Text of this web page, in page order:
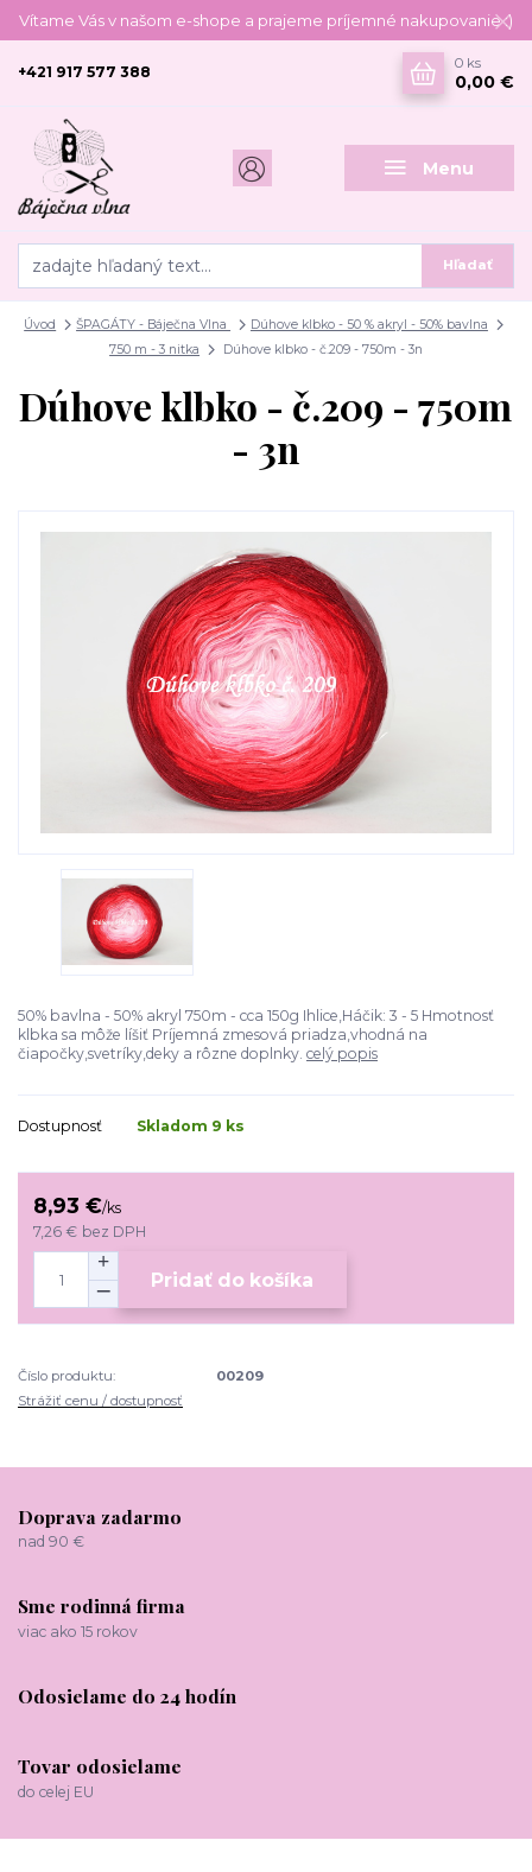
Vítame Vás v našom e-shope a prajeme príjemné nakupovanie :)
Menu
Hľadať
+421 917 577 388
0 ks
0,00 €
Úvod ŠPAGÁTY - Báječna Vlna
Dúhove klbko - 50 % akryl - 50% bavlna
750 m - 3 nitka
Dúhove klbko - č.209 - 750m - 3n
Dúhove klbko - č.209 - 750m
- 3n
50% bavlna - 50% akryl 750m - cca 150g Ihlice,Háčik: 3 - 5 Hmotnosť
klbka sa môže líšiť Príjemná zmesová priadza,vhodná na
čiapočky,svetríky,deky a rôzne doplnky. celý popis
Dostupnosť Skladom 9 ks
8,93 €/ks
7,26 € bez DPH
Pridať do košíka
Číslo produktu:
00209
Strážiť cenu / dostupnosť
Doprava zadarmo
nad 90 €
Sme rodinná firma
viac ako 15 rokov
Odosielame do 24 hodín
Tovar odosielame
do celej EU